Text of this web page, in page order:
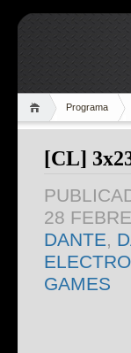
Programa
[CL]
28
DANTE
GAMES